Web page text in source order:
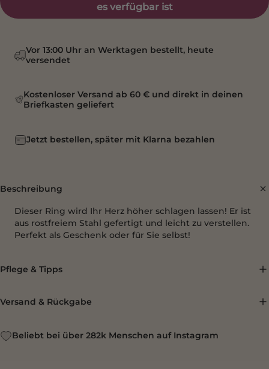
es verfügbar ist
Vor 13:00 Uhr an Werktagen bestellt, heute
versendet
Kostenloser Versand ab 60 € und direkt in deinen
Briefkasten geliefert
Jetzt bestellen, später mit Klarna bezahlen
Beschreibung
Dieser Ring wird Ihr Herz höher schlagen lassen! Er ist
aus rostfreiem Stahl gefertigt und leicht zu verstellen.
Perfekt als Geschenk oder für Sie selbst!
Pflege & Tipps
Versand & Rückgabe
Beliebt bei über 282k Menschen auf Instagram